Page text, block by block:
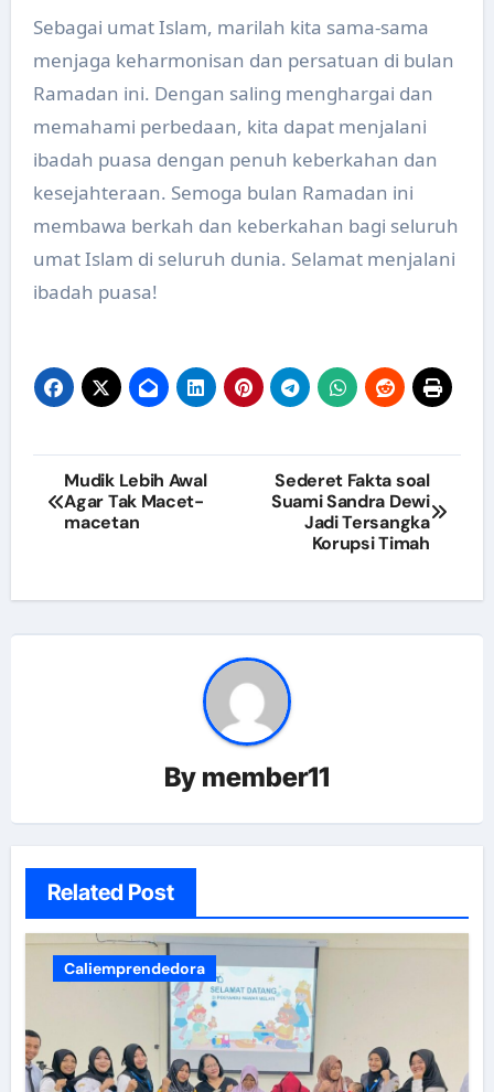
Sebagai umat Islam, marilah kita sama-sama
menjaga keharmonisan dan persatuan di bulan
Ramadan ini. Dengan saling menghargai dan
memahami perbedaan, kita dapat menjalani
ibadah puasa dengan penuh keberkahan dan
kesejahteraan. Semoga bulan Ramadan ini
membawa berkah dan keberkahan bagi seluruh
umat Islam di seluruh dunia. Selamat menjalani
ibadah puasa!
Navigasi
pos
Mudik Lebih Awal
Agar Tak Macet-
macetan
Sederet Fakta soal
Suami Sandra Dewi
Jadi Tersangka
Korupsi Timah
By member11
Related Post
Caliemprendedora